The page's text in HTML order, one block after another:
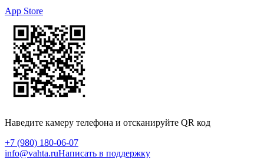
App Store
Наведите камеру телефона и отсканируйте QR код
+7 (980) 180-06-07
info@vahta.ruНаписать в поддержку